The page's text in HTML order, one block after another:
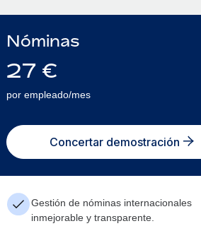
Nóminas
27 €
por empleado/mes
Concertar demostración
Gestión de nóminas internacionales
inmejorable y transparente.